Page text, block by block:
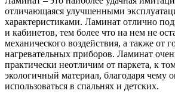
отличающаяся улучшенными
характеристиками. Ламинат отлично
и кабинетов, тем более что на нем не
механического воздействия, а также от
нагревательных приборов. Ламинат
практически неотличим от паркета, к
экологичный материал, благодаря чему
использоваться в спальнях и детских.